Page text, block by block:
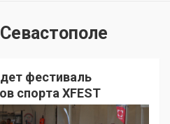
фестиваль
спорта XFEST